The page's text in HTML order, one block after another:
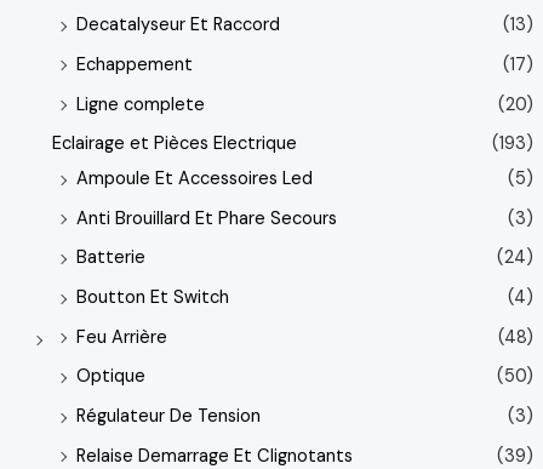
Decatalyseur Et Raccord
(13)
Echappement
(17)
Ligne complete
(20)
Eclairage et Pièces Electrique
(193)
Ampoule Et Accessoires Led
(5)
Anti Brouillard Et Phare Secours
(3)
Batterie
(24)
Boutton Et Switch
(4)
Feu Arrière
(48)
Optique
(50)
Régulateur De Tension
(3)
Relaise Demarrage Et Clignotants
(39)